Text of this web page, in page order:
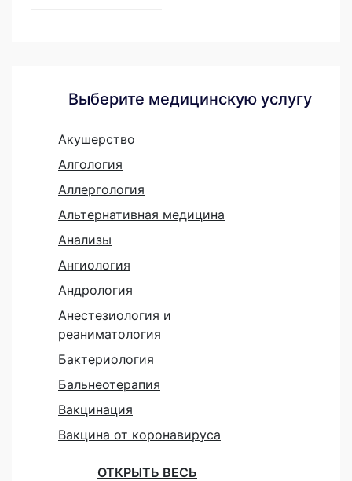
Выберите медицинскую услугу
Акушерство
Алгология
Аллергология
Альтернативная медицина
Анализы
Ангиология
Андрология
Анестезиология и
реаниматология
Бактериология
Бальнеотерапия
Вакцинация
Вакцина от коронавируса
ОТКРЫТЬ ВЕСЬ